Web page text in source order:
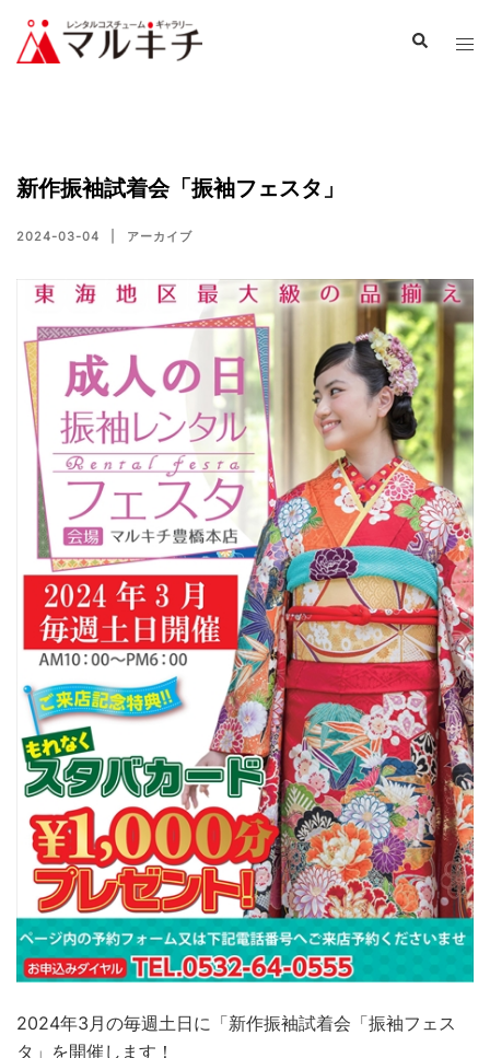
新作振袖試着会「振袖フェスタ」
2024-03-04 アーカイブ
2024年3月の毎週土日に「新作振袖試着会「振袖フェス
タ」を開催します！